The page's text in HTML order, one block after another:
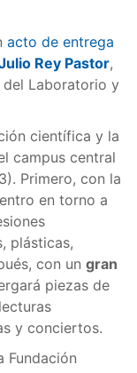
acto de entrega
Rey Pastor,
del Laboratorio y
científica y la
campus central
Primero, con la
en torno a
plásticas,
con un gran
piezas de
y conciertos.
Fundación